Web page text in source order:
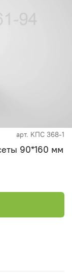
арт. KПC 368-1
90*160 мм